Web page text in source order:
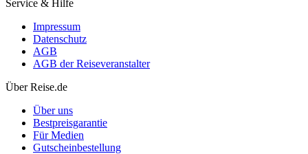
Service & Hilfe
Impressum
Datenschutz
AGB
AGB der Reiseveranstalter
Über Reise.de
Über uns
Bestpreisgarantie
Für Medien
Gutscheinbestellung